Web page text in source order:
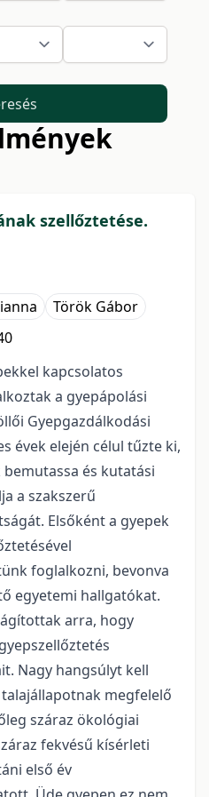
szellőztetése.
Török Gábor
kapcsolatos
a gyepápolási
Gyepgazdálkodási
évek elején célul tűzte ki,
és kutatási
a szakszerű
Elsőként a gyepek
foglalkozni, bevonva
egyetemi hallgatókat.
arra, hogy
Nagy hangsúlyt kell
megfelelő
száraz ökológiai
fekvésű kísérleti
első év